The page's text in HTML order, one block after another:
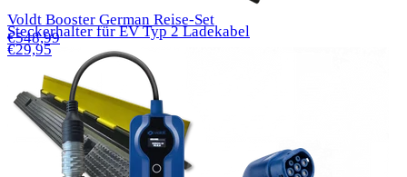
Steckerhalter für EV Typ 2 Ladekabel
€29,95
Voldt Booster German Reise-Set
€548,99